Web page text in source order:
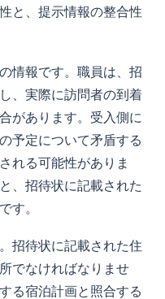
と、提示情報の整合性
情報です。職員は、招
、実際に訪問者の到着
があります。受入側に
予定について矛盾する
れる可能性がありま
、招待状に記載された
す。
招待状に記載された住
でなければなりませ
る宿泊計画と照合する